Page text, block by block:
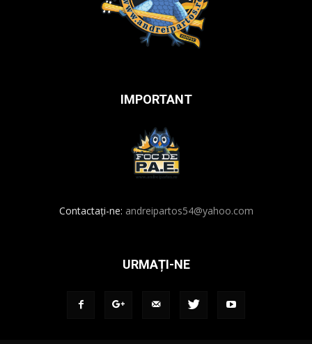
IMPORTANT
Contactați-ne: andreipartos54@yahoo.com
URMAȚI-NE